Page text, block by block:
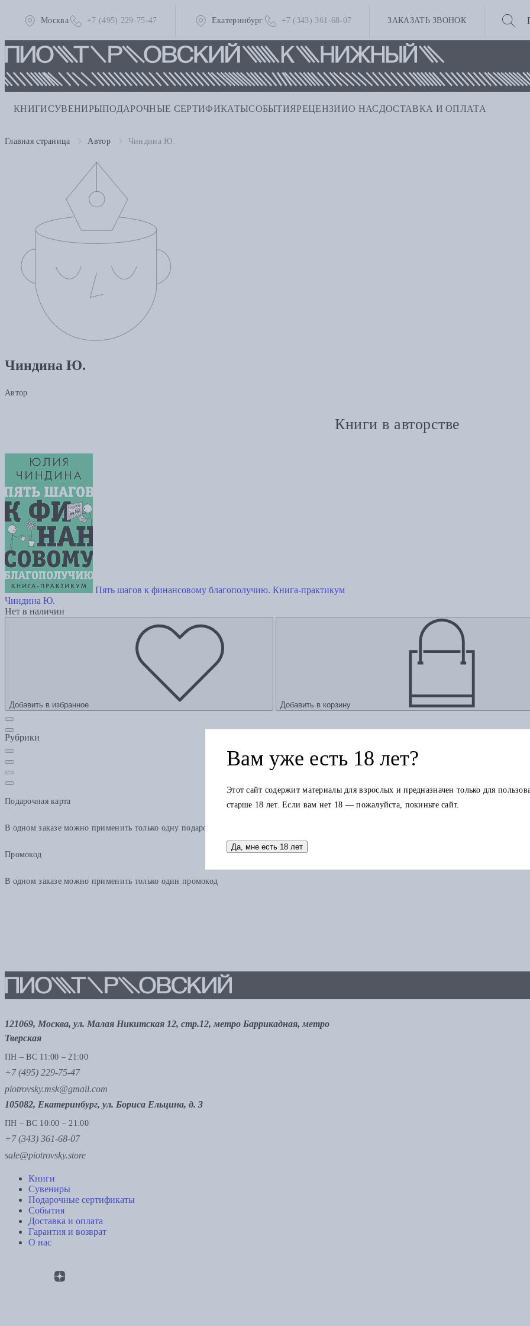
Москва +7 (495) 229-75-47 Екатеринбург +7 (343) 361-68-07 ЗАКАЗАТЬ ЗВОНОК
КНИГИСУВЕНИРЫПОДАРОЧНЫЕ СЕРТИФИКАТЫСОБЫТИЯРЕЦЕНЗИИО НАС ДОСТАВКА И ОПЛАТА
Главная страница Автор Чиндина Ю.
Чиндина Ю.
Автор
Книги в авторстве
Пять шагов к финансовому благополучию. Книга-практикум
Чиндина Ю.
Нет в наличии
Добавить в избранное Добавить в корзину
Рубрики
Подарочная карта
В одном заказе можно применить только одну подарочную карту. Остаток по карте можно использовать в других заказах.
Промокод
В одном заказе можно применить только один промокод
121069, Москва, ул. Малая Никитская 12, стр.12, метро Баррикадная, метро
Тверская
ПН – ВС 11:00 – 21:00
+7 (495) 229-75-47
piotrovsky.msk@gmail.com
105082, Екатеринбург, ул. Бориса Ельцина, д. 3
ПН – ВС 10:00 – 21:00
+7 (343) 361-68-07
sale@piotrovsky.store
Книги
Сувениры
Подарочные сертификаты
События
Доставка и оплата
Гарантия и возврат
О нас
Вам уже есть 18 лет?
Этот сайт содержит материалы для взрослых и предназначен только для
старше 18 лет. Если вам нет 18 — пожалуйста, покиньте сайт.
Да, мне есть 18 лет